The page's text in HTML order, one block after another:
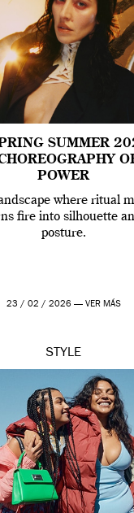
SUMMER
POWER
where ritual
fire into silhouette
posture.
23 / 02 / 2026 — VER MÁS
STYLE